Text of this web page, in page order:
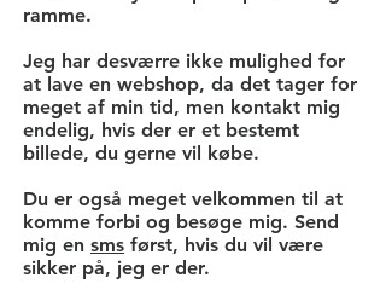
ramme.
Jeg har desværre ikke mulighed for
at lave en webshop, da det tager for
meget af min tid, men kontakt mig
endelig, hvis der er et bestemt
billede, du gerne vil købe.
Du er også meget velkommen til at
komme forbi og besøge mig. Send
mig en sms først, hvis du vil være
sikker på, jeg er der.